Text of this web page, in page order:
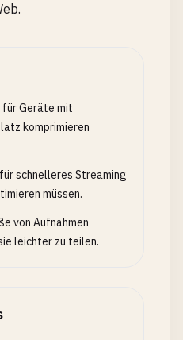
für Geräte mit
komprimieren
schnelleres Streaming
müssen.
von Aufnahmen
leichter zu teilen.